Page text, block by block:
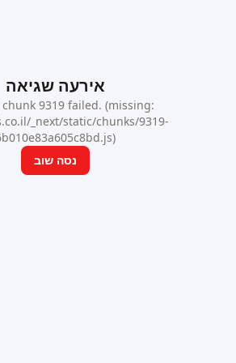
אירעה שגיאה
Loading chunk 9319 failed. (missing:
hbs.co.il/_next/static/chunks/9319-
6b010e83a605c8bd.js)